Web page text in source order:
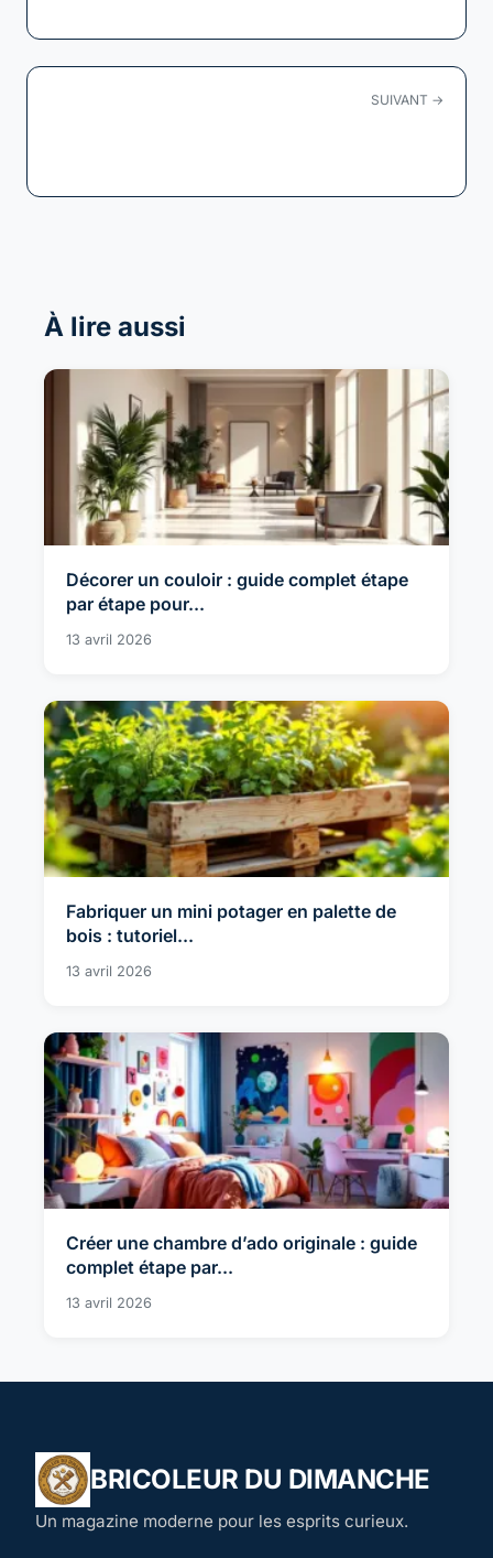
SUIVANT →
À lire aussi
Décorer un couloir : guide complet étape
par étape pour...
13 avril 2026
Fabriquer un mini potager en palette de
bois : tutoriel...
13 avril 2026
Créer une chambre d’ado originale : guide
complet étape par...
13 avril 2026
BRICOLEUR DU DIMANCHE
Un magazine moderne pour les esprits curieux.